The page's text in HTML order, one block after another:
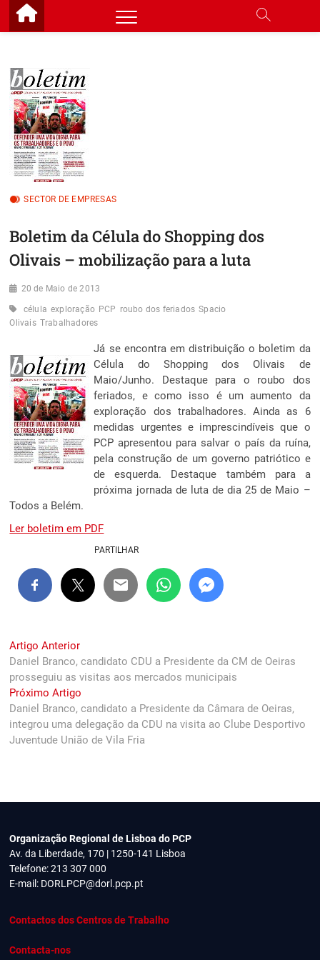
Skip
SECTOR DE EMPRESAS
Boletim da Célula do Shopping dos
Olivais – mobilização para a luta
20 de Maio de 2013
célula exploração PCP roubo dos feriados Spacio
Olivais Trabalhadores
Já se encontra em distribuição o boletim da
Célula do Shopping dos Olivais de
Maio/Junho. Destaque para o roubo dos
feriados, e como isso é um aumento da
exploração dos trabalhadores. Ainda as 6
medidas urgentes e imprescindíveis que o
PCP apresentou para salvar o país da ruína,
pela construção de um governo patriótico e
de esquerda. Destaque também para a
próxima jornada de luta de dia 25 de Maio –
Todos a Belém.
Ler boletim em PDF
PARTILHAR
Navegação
de
artigos
Artigo AnteriorPrevious
post:
Daniel Branco, candidato CDU a Presidente da CM de Oeiras
prosseguiu as visitas aos mercados municipais
Próximo Artigo
post:
Daniel Branco, candidato a Presidente da Câmara de Oeiras,
integrou uma delegação da CDU na visita ao Clube Desportivo
Juventude União de Vila Fria
Organização Regional de Lisboa do PCP
Av. da Liberdade, 170 | 1250-141 Lisboa
Telefone: 213 307 000
E-mail: DORLPCP@dorl.pcp.pt
Contactos dos Centros de Trabalho
Contacta-nos